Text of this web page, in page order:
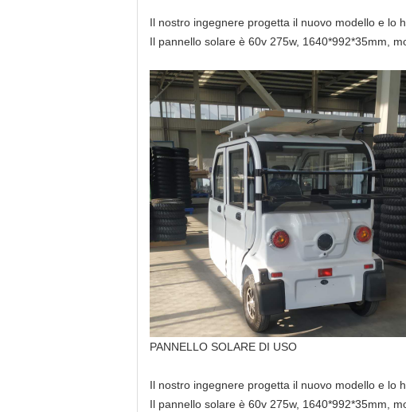
Il nostro ingegnere progetta il nuovo modello e lo
Il pannello solare è 60v 275w, 1640*992*35mm,
PANNELLO SOLARE DI USO
Il nostro ingegnere progetta il nuovo modello e lo
Il pannello solare è 60v 275w, 1640*992*35mm,